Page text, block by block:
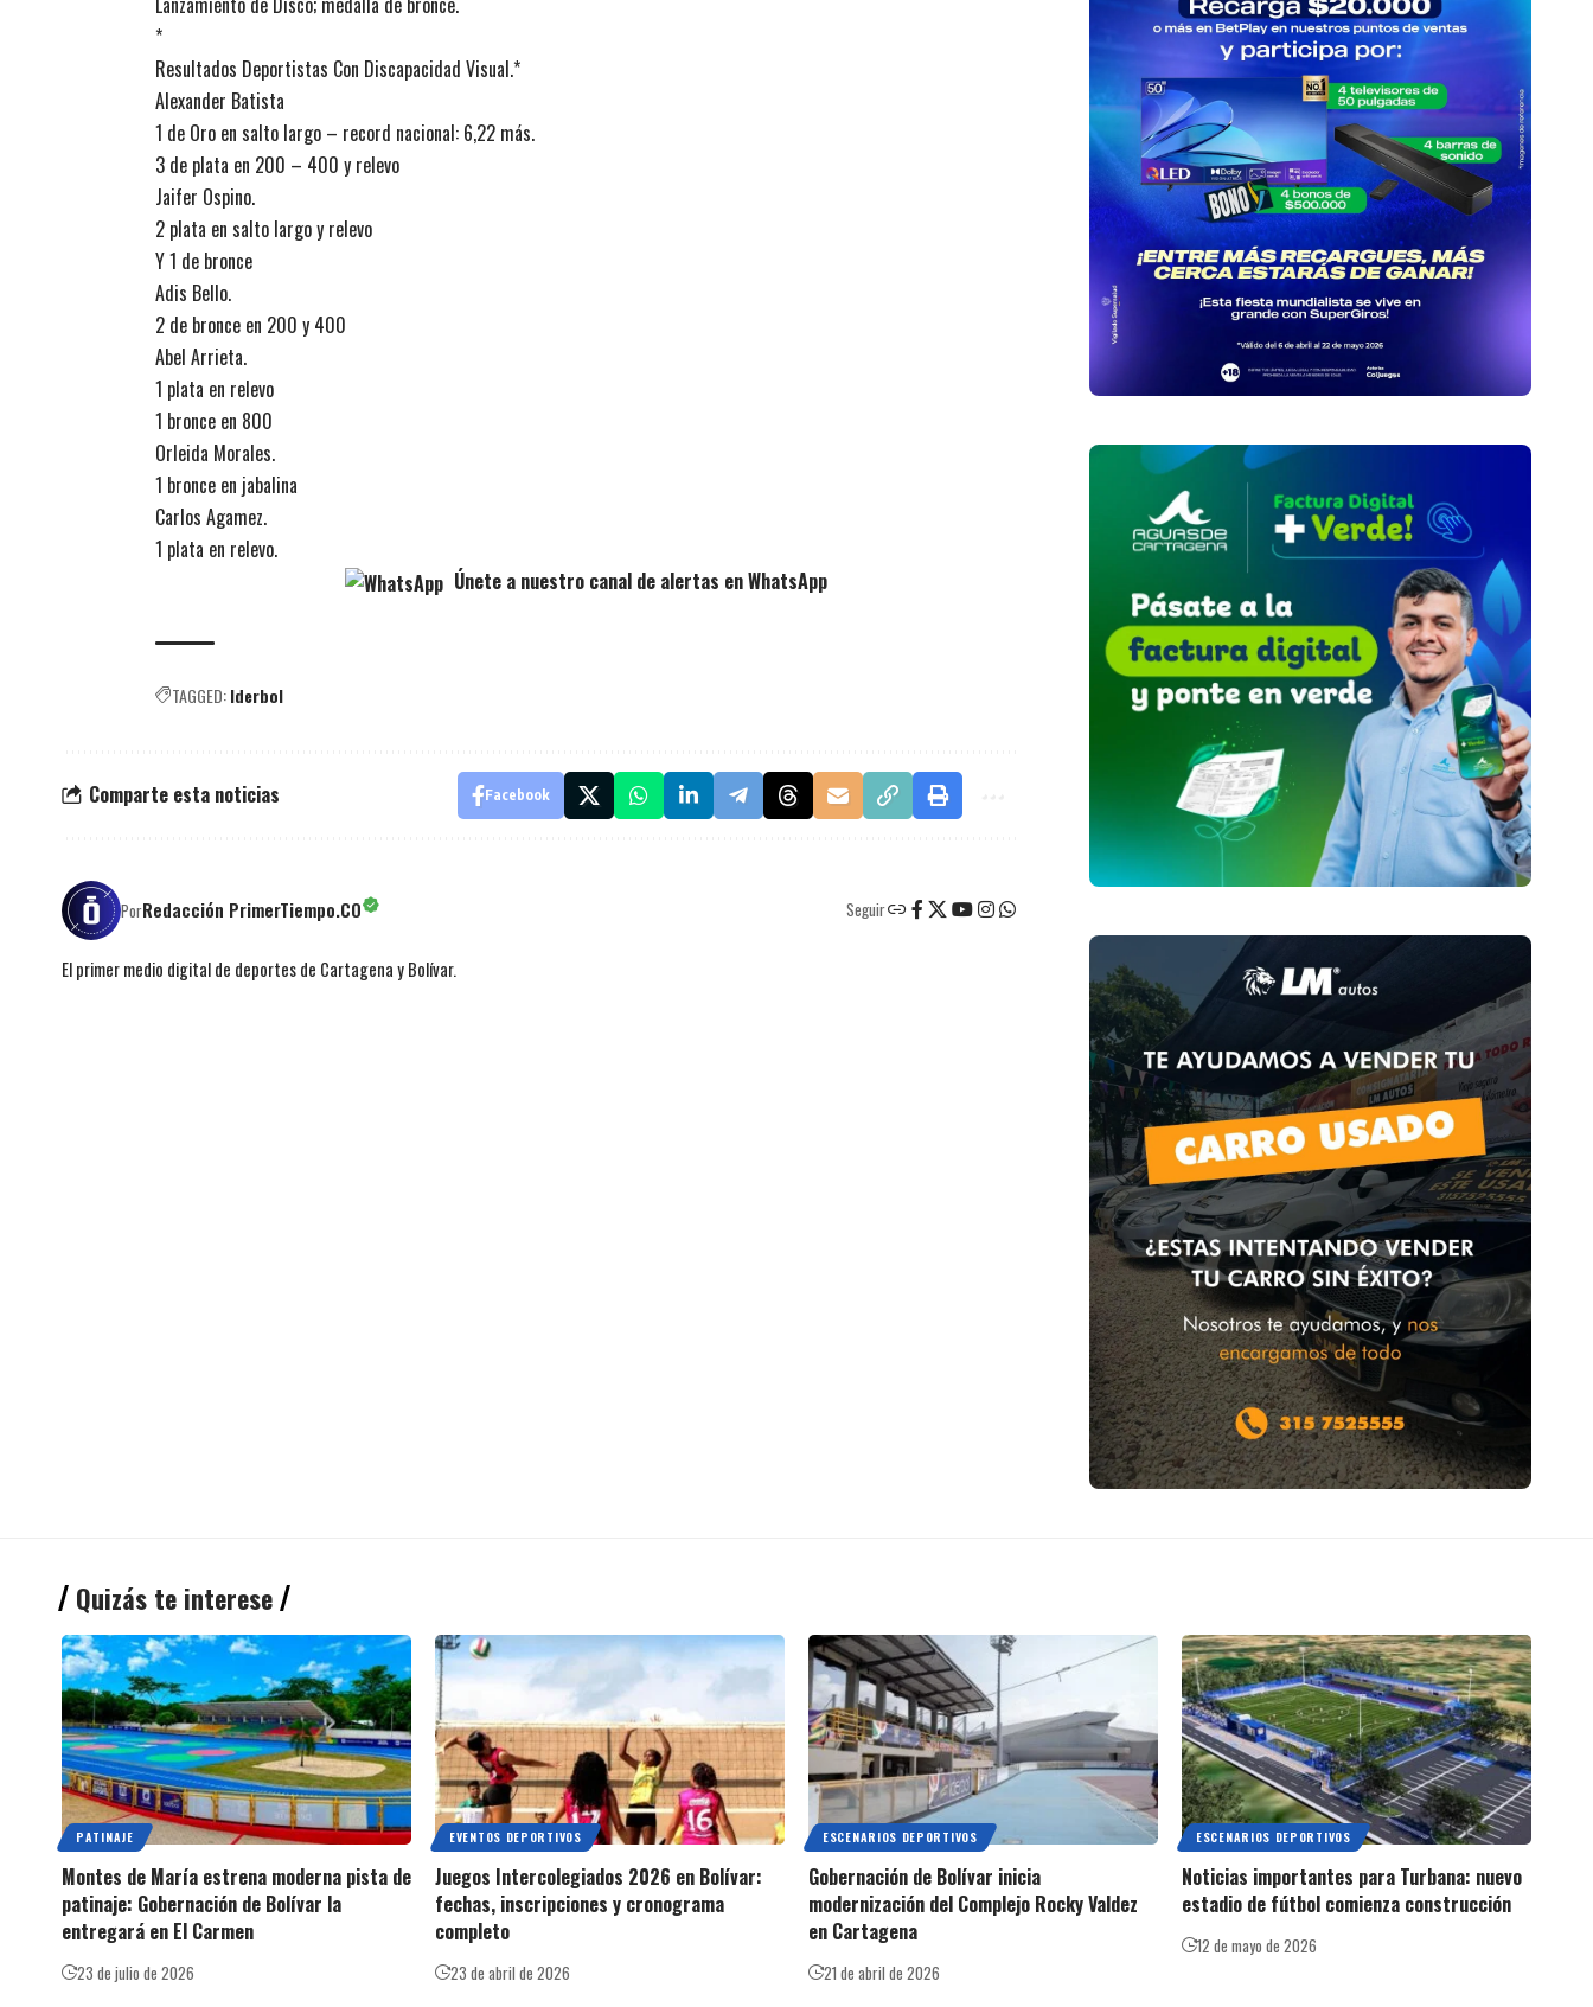
*
Resultados Deportistas Con Discapacidad Visual.*
Alexander Batista
1 de Oro en salto largo – record nacional: 6,22 más.
3 de plata en 200 – 400 y relevo
Jaifer Ospino.
2 plata en salto largo y relevo
Y 1 de bronce
Adis Bello.
2 de bronce en 200 y 400
Abel Arrieta.
1 plata en relevo
1 bronce en 800
Orleida Morales.
1 bronce en jabalina
Carlos Agamez.
1 plata en relevo.
Únete a nuestro canal de alertas en WhatsApp
TAGGED:Iderbol
Comparte esta noticias Facebook
PorRedacción PrimerTiempo.CO Seguir
El primer medio digital de deportes de Cartagena y Bolívar.
Quizás te interese
PATINAJE
Montes de María estrena moderna pista de
patinaje: Gobernación de Bolívar la
entregará en El Carmen
23 de julio de 2026
EVENTOS DEPORTIVOS
Juegos Intercolegiados 2026 en Bolívar:
fechas, inscripciones y cronograma
completo
23 de abril de 2026
ESCENARIOS DEPORTIVOS
Gobernación de Bolívar inicia
modernización del Complejo Rocky Valdez
en Cartagena
21 de abril de 2026
ESCENARIOS DEPORTIVOS
Noticias importantes para Turbana: nuevo
estadio de fútbol comienza construcción
12 de mayo de 2026